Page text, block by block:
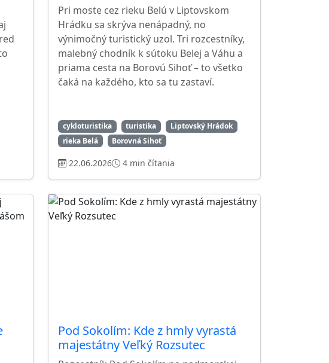
Pri moste cez rieku Belú v Liptovskom
Hrádku sa skrýva nenápadný, no
výnimočný turistický uzol. Tri rozcestníky,
malebný chodník k sútoku Belej a Váhu a
priama cesta na Borovú Sihoť – to všetko
čaká na každého, kto sa tu zastaví.
cykloturistika turistika
Liptovský Hrádok
rieka Belá
Borovná Sihoť
22.06.2026 4 min čítania
Pod Sokolím: Kde z hmly vyrastá
majestátny Veľký Rozsutec